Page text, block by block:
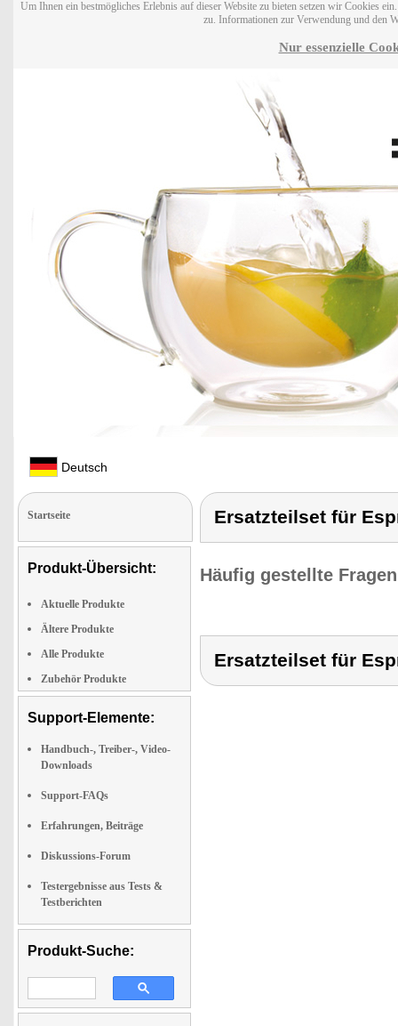
Um Ihnen ein bestmögliches Erlebnis auf dieser Website zu bieten setzen wir Cookies
zu. Informationen zur Verwendung und den
Nur essenzielle
Deutsch
Startseite
Produkt-Übersicht:
Aktuelle Produkte
Ältere Produkte
Alle Produkte
Zubehör Produkte
Support-Elemente:
Handbuch-, Treiber-, Video-
Downloads
Support-FAQs
Erfahrungen, Beiträge
Diskussions-Forum
Testergebnisse aus Tests &
Testberichten
Produkt-Suche:
Ersatzteilset für
Häufig gestellte
Ersatzteilset für